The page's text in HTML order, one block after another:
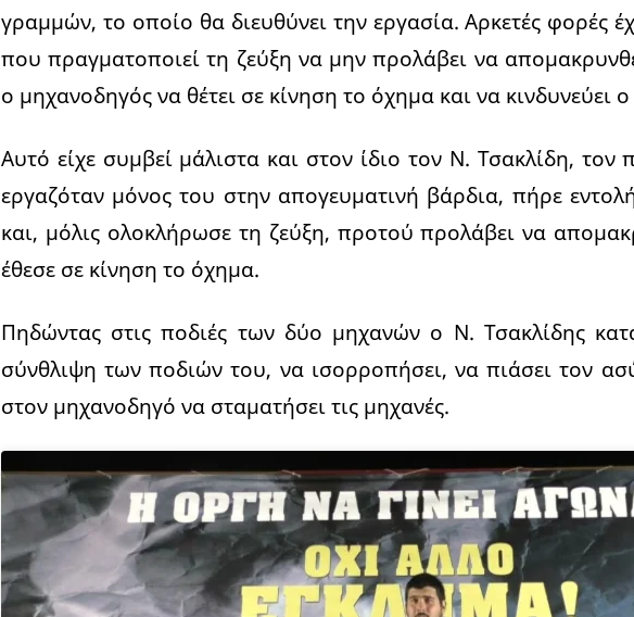
γραμμών, το οποίο θα διευθύνει την εργασία. Αρκετές φορές
που πραγματοποιεί τη ζεύξη να μην προλάβει να
ο μηχανοδηγός να θέτει σε κίνηση το όχημα και να κινδυνεύει
Αυτό είχε συμβεί μάλιστα και στον ίδιο τον Ν. Τσακλίδη,
εργαζόταν μόνος του στην απογευματινή βάρδια, πήρε
και, μόλις ολοκλήρωσε τη ζεύξη, προτού προλάβει να
έθεσε σε κίνηση το όχημα.
Πηδώντας στις ποδιές των δύο μηχανών ο Ν. Τσακλίδης
σύνθλιψη των ποδιών του, να ισορροπήσει, να πιάσει τον
στον μηχανοδηγό να σταματήσει τις μηχανές.